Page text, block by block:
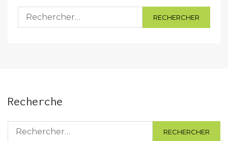
Rechercher :
Recherche
Rechercher :